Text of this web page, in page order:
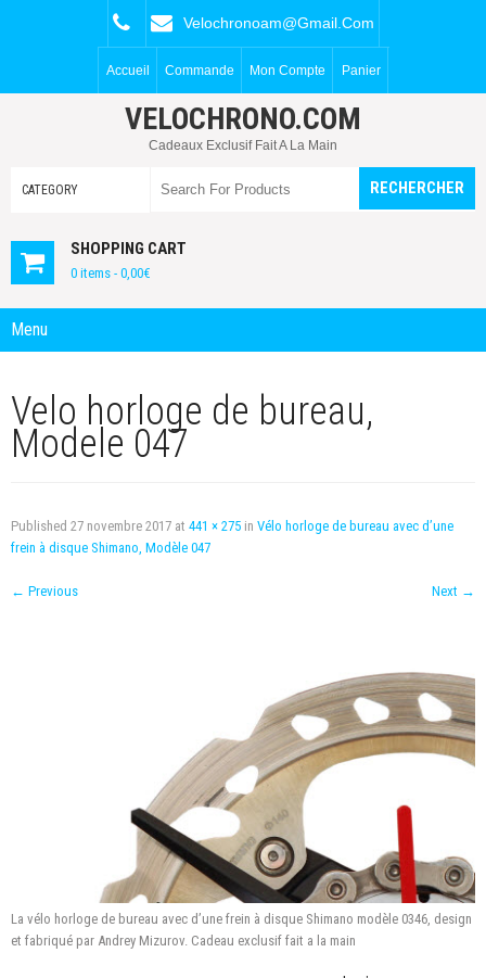
Velochronoam@gmail.com
Accueil Commande Mon Compte Panier
VELOCHRONO.COM
Cadeaux Exclusif Fait A La Main
SHOPPING CART
0 items - 0,00€
Menu
Velo horloge de bureau,
Modele 047
Published 27 novembre 2017 at 441 × 275 in Vélo horloge de bureau avec d’une
frein à disque Shimano, Modèle 047
← Previous Next →
La vélo horloge de bureau avec d’une frein à disque Shimano modèle 0346, design
et fabriqué par Andrey Mizurov. Cadeau exclusif fait a la main